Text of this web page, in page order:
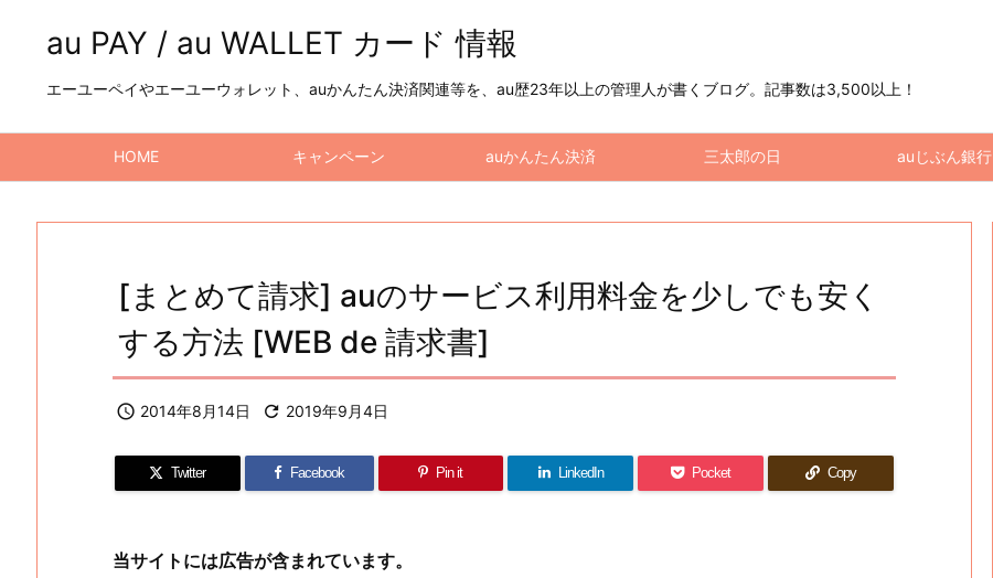
au PAY / au WALLET カード 情報
エーユーペイやエーユーウォレット、auかんたん決済関連等を、au歴23年以上の管理人が書くブログ。記事数は3,500以上！
HOME キャンペーン auかんたん決済 三太郎の日 auじぶん銀行
[まとめて請求] auのサービス利用料金を少しでも安く
する方法 [WEB de 請求書]
 2014年8月14日  2019年9月4日
Twitter Facebook Pin it LinkedIn Pocket Copy
当サイトには広告が含まれています。